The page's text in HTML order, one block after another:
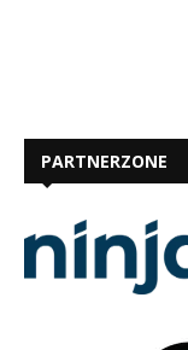
PARTNERZONE